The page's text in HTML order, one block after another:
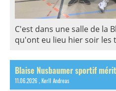
C'est dans une salle de la
qu'ont eu lieu hier soir les
11.06.2026 , Kerll Andreas